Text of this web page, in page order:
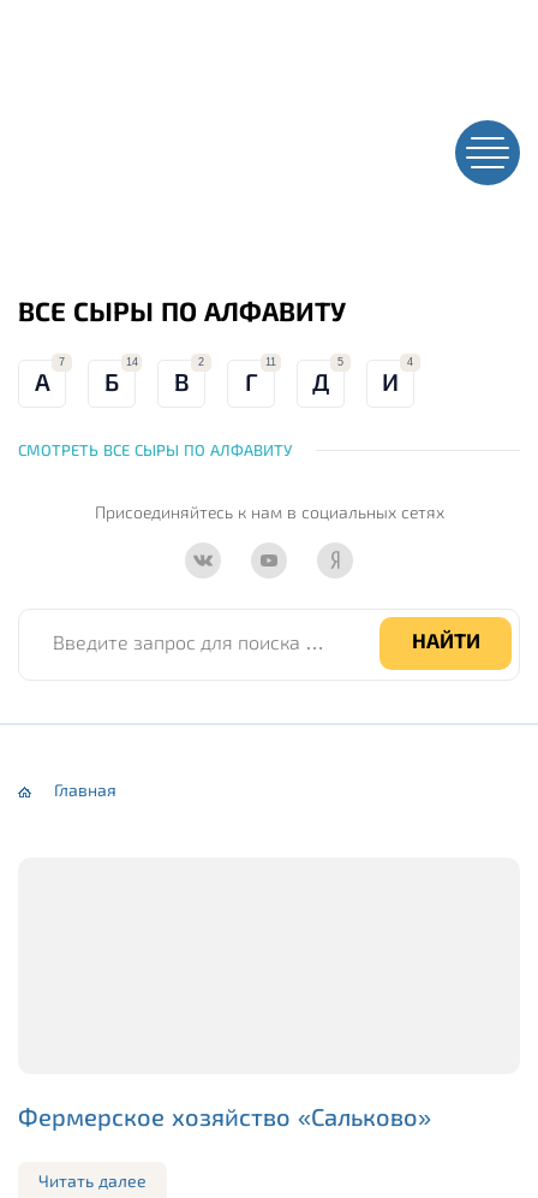
ВСЕ СЫРЫ ПО АЛФАВИТУ
А
7
Б
14
В
2
Г
11
Д
5
И
4
СМОТРЕТЬ ВСЕ СЫРЫ ПО АЛФАВИТУ
Присоединяйтесь к намв социальных сетях
НАЙТИ
Главная
Фермерское хозяйство «Сальково»
Читать далее